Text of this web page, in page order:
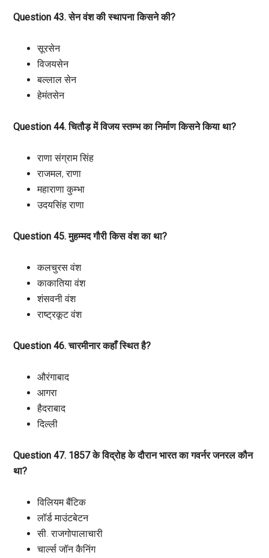
Question 43. सेन वंश की स्थापना किसने की?
सूरसेन
विजयसेन
बल्लाल सेन
हेमंतसेन
Question 44. चितौड़ में विजय स्तम्भ का निर्माण किसने किया था?
राणा संग्राम सिंह
राजमल, राणा
महाराणा कुम्भा
उदयसिंह राणा
Question 45. मुहम्मद गौरी किस वंश का था?
कलचुरस वंश
काकातिया वंश
शंसवनी वंश
राष्ट्रकूट वंश
Question 46. चारमीनार कहाँ स्थित है?
औरंगाबाद
आगरा
हैदराबाद
दिल्ली
Question 47. 1857 के विद्रोह के दौरान भारत का गवर्नर जनरल कौन
था?
विलियम बैंटिक
लॉर्ड माउंटबेटन
सी. राजगोपालाचारी
चार्ल्स जॉन कैनिंग